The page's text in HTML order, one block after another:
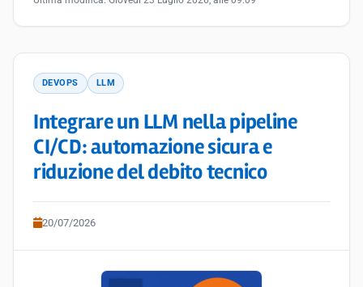
DEVOPS LLM
Integrare un LLM nella pipeline
CI/CD: automazione sicura e
riduzione del debito tecnico
20/07/2026